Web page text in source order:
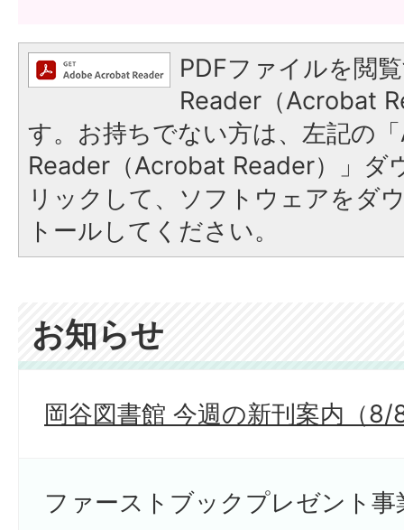
PDFファイルを閲
Reader（Acrobat
す。お持ちでない方は、左記の
Reader（Acrobat Reader）」ダ
リックして、ソフトウェアをダ
トールしてください。
お知らせ
岡谷図書館 今週の新刊案内（8/
ファーストブックプレゼント